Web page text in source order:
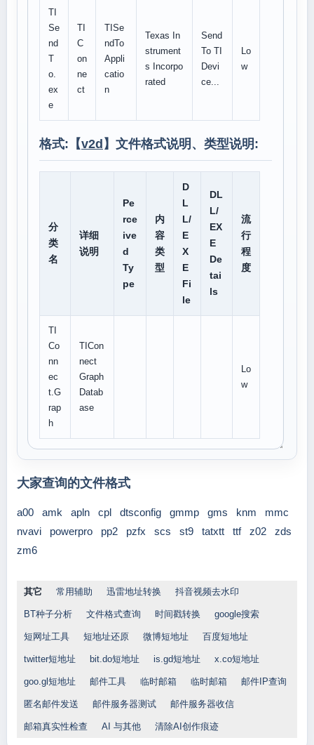
TI
Se
nd
T
o.
ex
e
TI
C
on
ne
ct
TISe
ndTo
Appli
catio
n
Texas In
strument
s Incorpo
rated
Send
To TI
Devi
ce...
Lo
w
格式:【v2d 】文件格式说明、类型说明:
分
类
名
详细
说明
Pe
rce
ive
d
Ty
pe
内
容
类
型
D
L
L/
E
X
E
Fi
le
DL
L/
EX
E
De
tai
ls
流
行
程
度
TI
Co
nn
ec
t.G
rap
h
TICon
nect
Graph
Datab
ase
Lo
w
大家查询的文件格式
a00 amk apln cpl dtsconfig gmmp gms knm
mmc
nvavi
powerpro pp2 pzfx scs st9 tatxtt ttf z02
zds
zm6
其它 常用辅助 迅雷地址转换 抖音视频去水印
BT种子分析 文件格式查询 时间戳转换 google搜索
短网址工具 短地址还原 微博短地址 百度短地址
twitter短地址 bit.do短地址 is.gd短地址 x.co短地址
goo.gl短地址 邮件工具 临时邮箱 临时邮箱 邮件IP查询
匿名邮件发送 邮件服务器测试 邮件服务器收信
邮箱真实性检查 AI 与其他 清除AI创作痕迹